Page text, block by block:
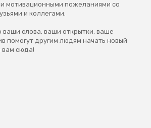
мотивационными пожеланиями со
и коллегами.
ваши слова, ваши открытки, ваше
помогут другим людям начать новый
вам сюда!